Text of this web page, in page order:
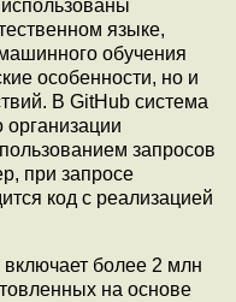
языке,
обучения
особенности, но и
В GitHub система
организации
запросов
при запросе
код с реализацией
более 2 млн
на основе